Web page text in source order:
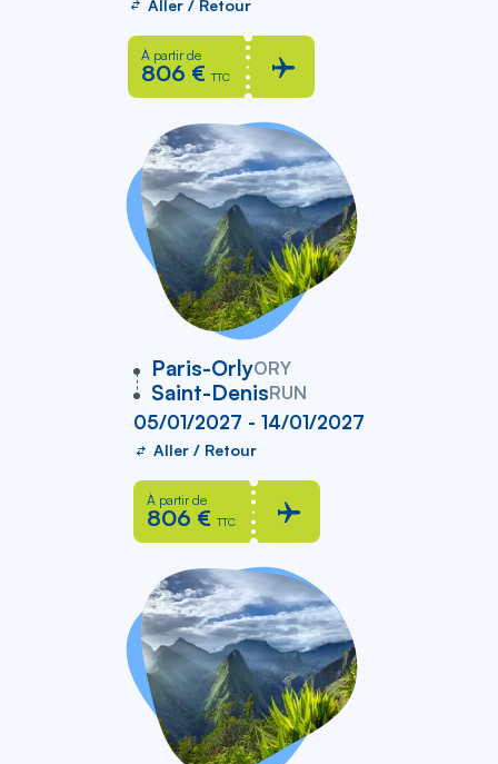
Aller / Retour
À partir de
806 € TTC
Paris-OrlyORY
vers
Saint-DenisRUN
05/01/2027 - 14/01/2027
Aller / Retour
À partir de
806 € TTC